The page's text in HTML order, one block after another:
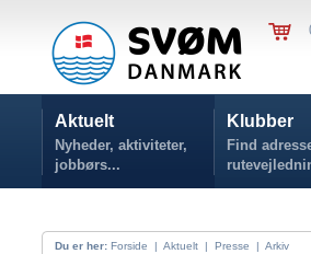
Aktuelt
Nyheder, aktiviteter,
jobbørs...
Klubber
Find
Du er her: Forside | Aktuelt | Presse | Arkiv